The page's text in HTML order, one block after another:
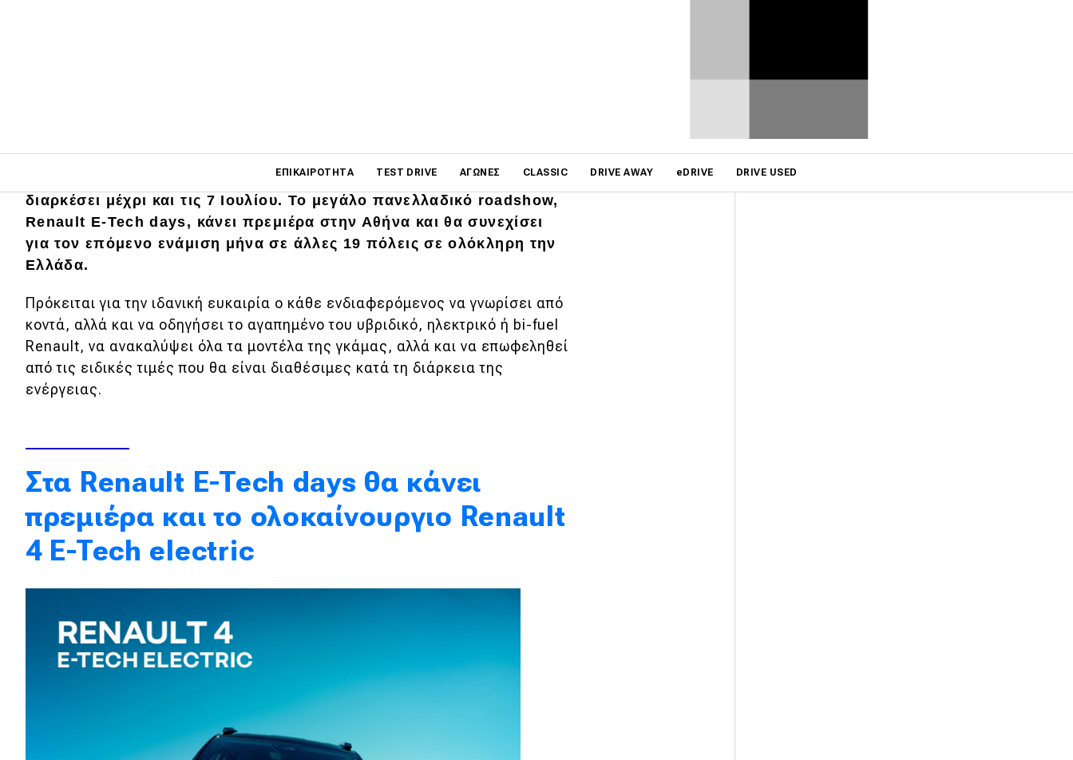
ΕΠΙΚΑΙΡΌΤΗΤΑ TEST DRIVE ΑΓΏΝΕΣ CLASSIC DRIVE AWAY eDRIVE DRIVE USED
Main navigation
Επικαιρότητα
Πρωτότυπα
Ελλάδα
Κόσμος
Αγορά
Test Drive
Αποστολή
Συγκρίνουμε
Μια μοναδική εμπειρία ξεκινάει το Σάββατο 23 Μαΐου και θα
διαρκέσει μέχρι και τις 7 Ιουλίου. Το μεγάλο πανελλαδικό roadshow,
Renault E-Tech days, κάνει πρεμιέρα στην Αθήνα και θα συνεχίσει
για τον επόμενο ενάμιση μήνα σε άλλες 19 πόλεις σε ολόκληρη την
Ελλάδα.
Πρόκειται για την ιδανική ευκαιρία ο κάθε ενδιαφερόμενος να γνωρίσει από
κοντά, αλλά και να οδηγήσει το αγαπημένο του υβριδικό, ηλεκτρικό ή bi-fuel
Renault, να ανακαλύψει όλα τα μοντέλα της γκάμας, αλλά και να επωφεληθεί
από τις ειδικές τιμές που θα είναι διαθέσιμες κατά τη διάρκεια της
ενέργειας.
Στα Renault E-Tech days θα κάνει
πρεμιέρα και το ολοκαίνουργιο Renault
4 E-Tech electric